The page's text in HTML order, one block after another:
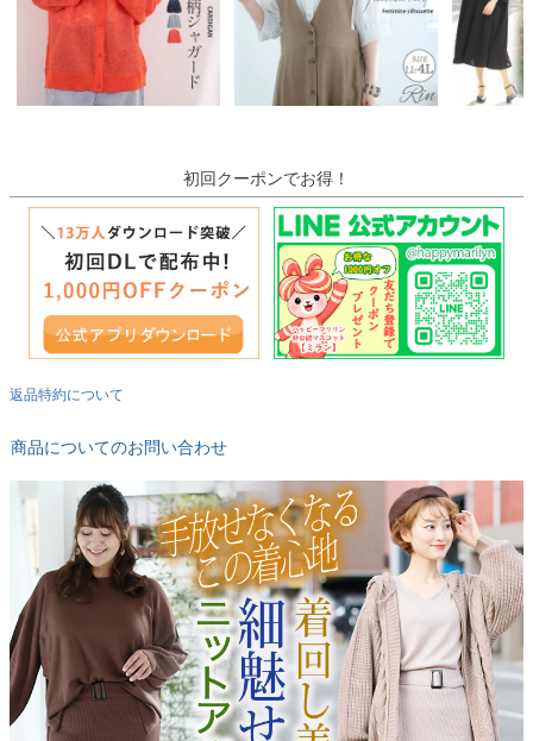
初回クーポンでお得！
返品特約について
商品についてのお問い合わせ